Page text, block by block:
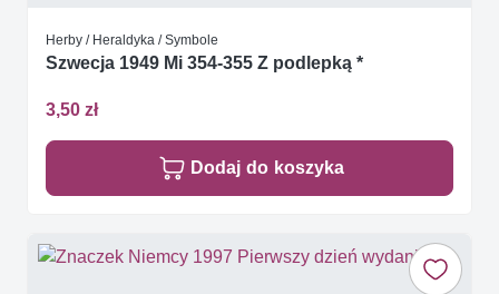
Herby / Heraldyka / Symbole
Szwecja 1949 Mi 354-355 Z podlepką *
3,50 zł
Dodaj do koszyka